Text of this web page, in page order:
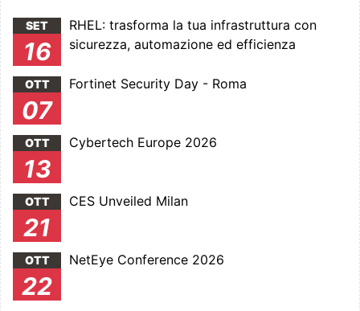
SET
16
RHEL: trasforma la tua infrastruttura con
sicurezza, automazione ed efficienza
OTT
07
Fortinet Security Day - Roma
OTT
13
Cybertech Europe 2026
OTT
21
CES Unveiled Milan
OTT
22
NetEye Conference 2026